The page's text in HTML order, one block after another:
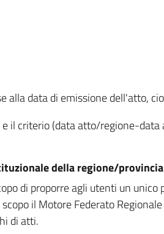
data di emissione dell'atto,
il criterio (data atto/regione-
della regione/
di proporre agli utenti un
il Motore Federato
di atti.